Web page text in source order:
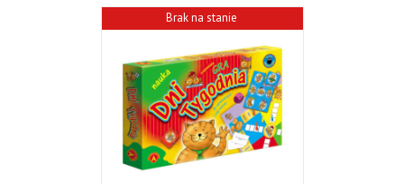
Brak na stanie